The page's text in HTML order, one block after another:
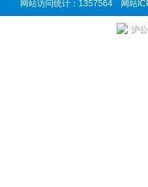
网站访问统计：1357564 网站
沪